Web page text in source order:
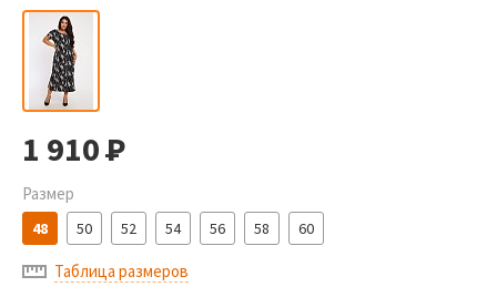
1 910Р
Размер
48 50 52 54 56 58 60
Таблица размеров